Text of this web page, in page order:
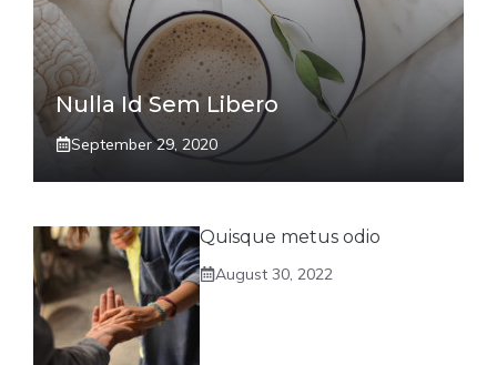
Nulla Id Sem Libero
September 29, 2020
Quisque metus odio
August 30, 2022